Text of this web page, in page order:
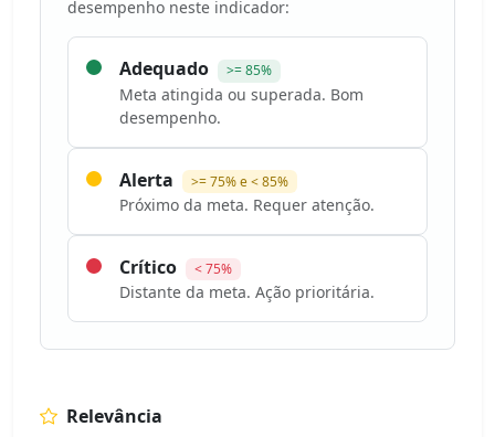
desempenho neste indicador:
Adequado >= 85%
Meta atingida ou superada. Bom
desempenho.
Alerta >= 75% e < 85%
Próximo da meta. Requer atenção.
Crítico < 75%
Distante da meta. Ação prioritária.
Relevância